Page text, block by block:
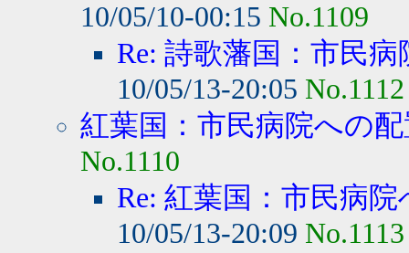
10/05/10-00:15 No.1109
Re: 詩歌藩国：市民病
10/05/13-20:05 No.1112
紅葉国：市民病院への
No.1110
Re: 紅葉国：市民病
10/05/13-20:09 No.1113